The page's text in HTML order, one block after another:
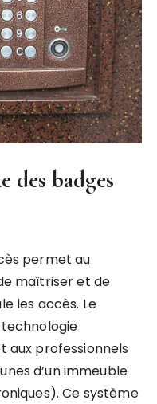
des badges
permet au
maîtriser et de
les accès. Le
professionnels
d’un immeuble
Ce système